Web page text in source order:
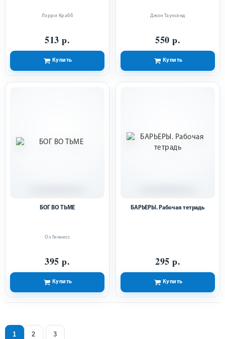
Лэрри Крабб
513 р.
Купить
Джон Таунсенд
550 р.
Купить
БОГ ВО ТЬМЕ
Оз Гиннесс
395 р.
Купить
БАРЬЕРЫ. Рабочая тетрадь
295 р.
Купить
1 2 3